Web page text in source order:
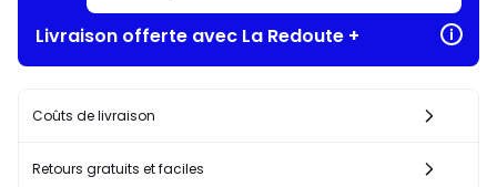
Livraison offerte avec La Redoute +
Coûts de livraison
Retours gratuits et faciles